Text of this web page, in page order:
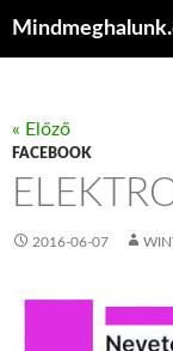
« Előző
FACEBOOK
2016-06-07